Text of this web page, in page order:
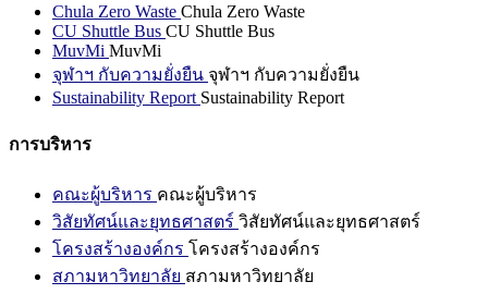
Chula Zero Waste Chula Zero Waste
CU Shuttle Bus CU Shuttle Bus
MuvMi MuvMi
จุฬาฯ กับความยั่งยืน จุฬาฯ กับความยั่งยืน
Sustainability Report Sustainability Report
การบริหาร
คณะผู้บริหาร คณะผู้บริหาร
วิสัยทัศน์และยุทธศาสตร์ วิสัยทัศน์และยุทธศาสตร์
โครงสร้างองค์กร โครงสร้างองค์กร
สภามหาวิทยาลัย สภามหาวิทยาลัย